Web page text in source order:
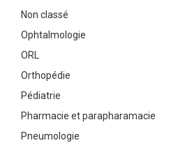
Non classé
Ophtalmologie
ORL
Orthopédie
Pédiatrie
Pharmacie et parapharamacie
Pneumologie